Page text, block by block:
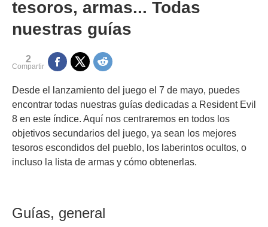
tesoros, armas... Todas
nuestras guías
2
Compartir
Desde el lanzamiento del juego el 7 de mayo, puedes
encontrar todas nuestras guías dedicadas a Resident Evil
8 en este índice. Aquí nos centraremos en todos los
objetivos secundarios del juego, ya sean los mejores
tesoros escondidos del pueblo, los laberintos ocultos, o
incluso la lista de armas y cómo obtenerlas.
Guías, general